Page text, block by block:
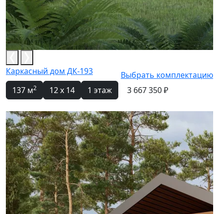
Каркасный дом ДК-193
137 м2 12 x 14 1 этаж
Выбрать комплектацию
3 667 350 ₽